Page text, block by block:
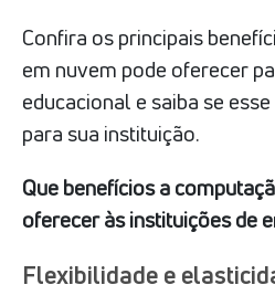
Confira os principais
em nuvem pode oferecer
educacional e saiba se
para sua instituição.
Que benefícios a
oferecer às instituições de
Flexibilidade e